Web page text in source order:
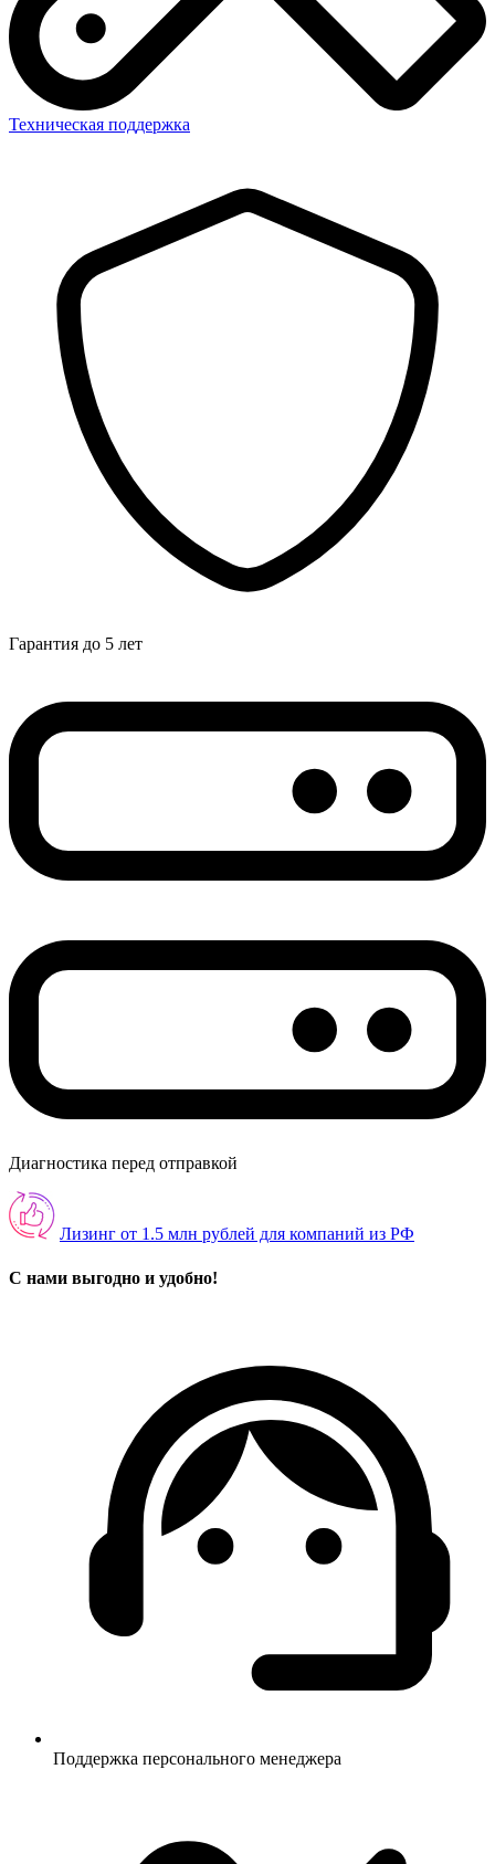
Техническая поддержка
Гарантия до 5 лет
Диагностика перед отправкой
Лизинг от 1.5 млн рублей для компаний из РФ
С нами выгодно и удобно!
Поддержка персонального менеджера